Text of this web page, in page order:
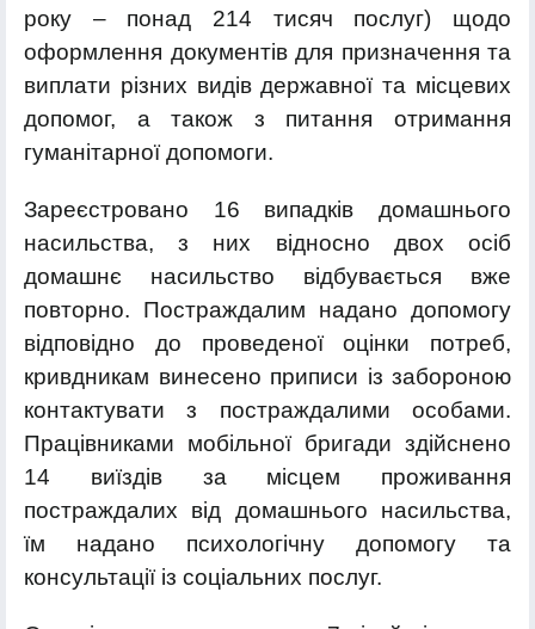
року – понад 214 тисяч послуг) щодо
оформлення документів для призначення та
виплати різних видів державної та місцевих
допомог, а також з питання отримання
гуманітарної допомоги.
Зареєстровано 16 випадків домашнього
насильства, з них відносно двох осіб
домашнє насильство відбувається вже
повторно. Постраждалим надано допомогу
відповідно до проведеної оцінки потреб,
кривдникам винесено приписи із забороною
контактувати з постраждалими особами.
Працівниками мобільної бригади здійснено
14 виїздів за місцем проживання
постраждалих від домашнього насильства,
їм надано психологічну допомогу та
консультації із соціальних послуг.